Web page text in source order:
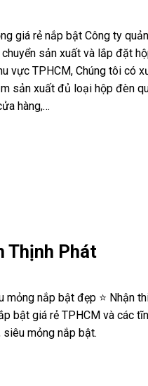
giá rẻ nắp bật Công ty
chuyển sản xuất và lắp đặt
vực TPHCM, Chúng tôi có
sản xuất đủ loại hộp đèn
hàng,…
Thịnh Phát
mỏng nắp bật đẹp ⭐ Nhận
bật giá rẻ TPHCM và các
siêu mỏng nắp bật.